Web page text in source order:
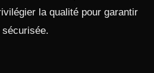
la qualité pour garantir